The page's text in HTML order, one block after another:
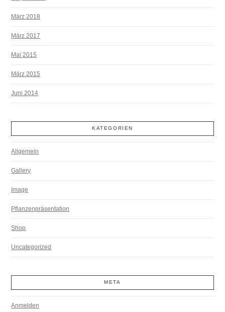
März 2018
März 2017
Mai 2015
März 2015
Juni 2014
KATEGORIEN
Allgemein
Gallery
Image
Pflanzenpräsentation
Shop
Uncategorized
META
Anmelden